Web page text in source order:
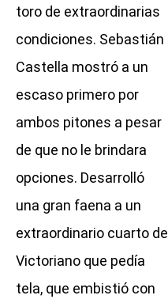
toro de extraordinarias
condiciones. Sebastián
Castella mostró a un
escaso primero por
ambos pitones a pesar
de que no le brindara
opciones. Desarrolló
una gran faena a un
extraordinario cuarto de
Victoriano que pedía
tela, que embistió con